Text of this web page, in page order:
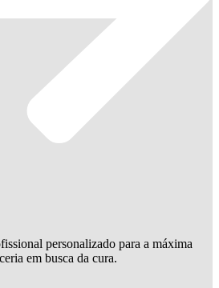
personalizado para a máxima
em busca da cura.